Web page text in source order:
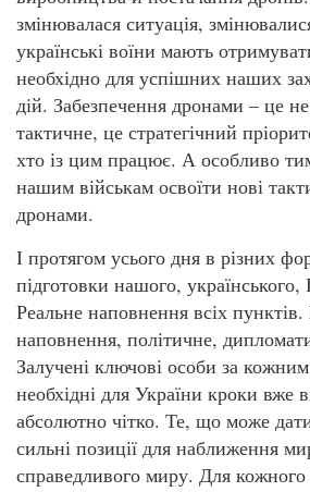
змінювалася ситуація,
українські воїни мають
необхідно для успішних наших
дій. Забезпечення дронами – це
тактичне, це стратегічний
хто із цим працює. А особливо
нашим військам освоїти нові
дронами.
І протягом усього дня в різних
підготовки нашого,
Реальне наповнення всіх пунктів.
наповнення, політичне,
Залучені ключові особи за
необхідні для України кроки вже
абсолютно чітко. Те, що може
сильні позиції для наближення
справедливого миру. Для